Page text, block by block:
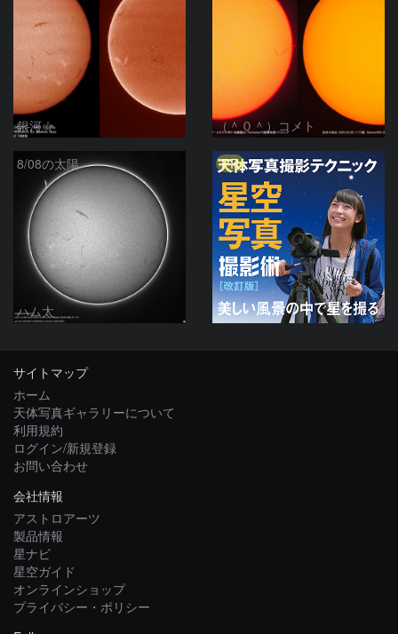
銀河☆ （＾０＾）コメト
8/08の太陽
ハム太
PR
サイトマップ
ホーム
天体写真ギャラリーについて
利用規約
ログイン/新規登録
お問い合わせ
会社情報
アストロアーツ
製品情報
星ナビ
星空ガイド
オンラインショップ
プライバシー・ポリシー